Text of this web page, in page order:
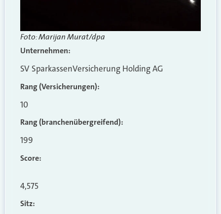
Foto: Marijan Murat/dpa
Unternehmen:
SV SparkassenVersicherung Holding AG
Rang (Versicherungen):
10
Rang (branchenübergreifend):
199
Score:
4,575
Sitz: